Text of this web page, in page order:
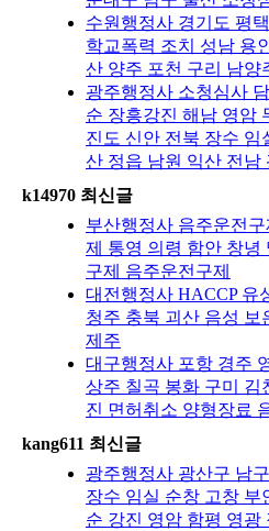
수원행정사 경기도 평
학교폭력 조치 성남 용
산 양주 포천 구리 남양
광주행정사 소청심사
순 장흥강진 해남 영암
진도 신안 전북 장수 임
산 정읍 남원 익산 전남
k14970 최신글
부산행정사 음주운전
제 통영 의령 함안 창녕
구제 음주운전구제
대전행정사 HACCP 유
청주 충북 괴산 음성 보
제주
대구행정사 포항 경주
상주 칠곡 봉화 구미 김
진 면허취소 양형장료
kang611 최신글
광주행정사 광산구 남
장수 임실 순창 고창 부
순 강진 영암 함평 영광